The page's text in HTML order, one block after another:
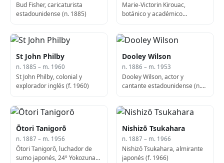
Bud Fisher, caricaturista
estadounidense (n. 1885)
Marie-Victorin Kirouac,
botánico y académico
St John Philby
n. 1885 – m. 1960
St John Philby, colonial y
explorador inglés (f. 1960)
Dooley Wilson
n. 1886 – m. 1953
Dooley Wilson, actor y
cantante estadounidense (n.
Ōtori Tanigorō
n. 1887 – m. 1956
Ōtori Tanigorō, luchador de
sumo japonés, 24º Yokozuna
Nishizō Tsukahara
n. 1887 – m. 1966
Nishizō Tsukahara, almirante
japonés (f. 1966)